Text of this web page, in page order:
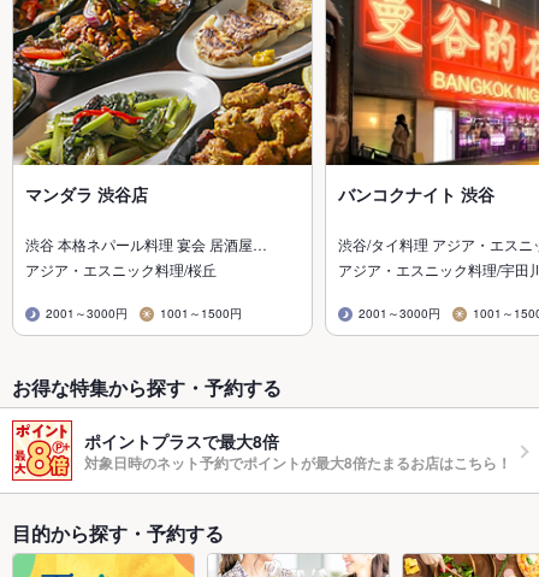
マンダラ 渋谷店
渋谷 本格ネパール料理 宴会 居酒屋…
アジア・エスニック料理/桜丘
2001～3000円 1001～1500円
バンコクナイト 渋谷
渋谷/タイ料理 アジア・エス
アジア・エスニック料理/宇田
2001～3000円 1001～
お得な特集から探す・予約する
ポイントプラスで最大8倍
対象日時のネット予約でポイントが最大8倍たまるお店はこちら！
目的から探す・予約する